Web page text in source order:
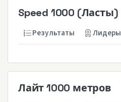
Speed 1000 (Ласты)
Результаты Лидеры
Лайт 1000 метров